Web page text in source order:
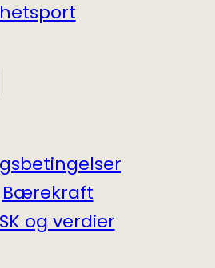
Bærekraft
og verdier